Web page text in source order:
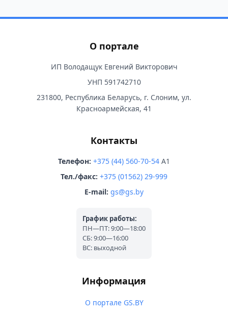
О портале
ИП Володащук Евгений Викторович
УНП 591742710
231800, Республика Беларусь, г. Слоним, ул.
Красноармейская, 41
Контакты
Телефон: +375 (44) 560-70-54 A1
Тел./факс: +375 (01562) 29-999
E-mail: gs@gs.by
График работы:
ПН—ПТ: 9:00—18:00
СБ: 9:00—16:00
ВС: выходной
Информация
О портале GS.BY